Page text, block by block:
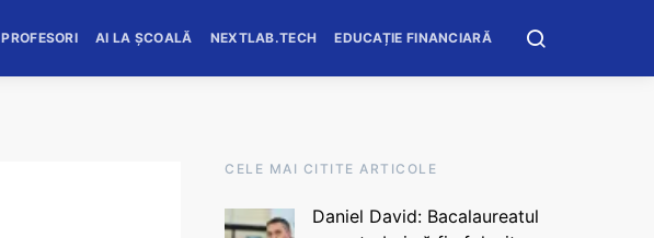
PROFESORI AI LA ȘCOALĂ NEXTLAB.TECH EDUCAȚIE FINANCIARĂ
CELE MAI CITITE ARTICOLE
Daniel David: Bacalaureatul